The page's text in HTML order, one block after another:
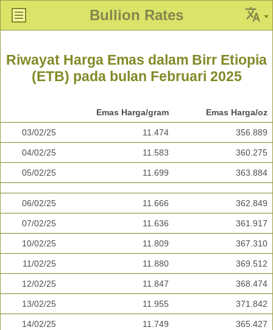
Bullion Rates
Riwayat Harga Emas dalam Birr Etiopia
(ETB) pada bulan Februari 2025
Emas Harga/gram Emas Harga/oz
03/02/25 11.474 356.889
04/02/25 11.583 360.275
05/02/25 11.699 363.884
06/02/25 11.666 362.849
07/02/25 11.636 361.917
10/02/25 11.809 367.310
11/02/25 11.880 369.512
12/02/25 11.847 368.474
13/02/25 11.955 371.842
14/02/25 11.749 365.427